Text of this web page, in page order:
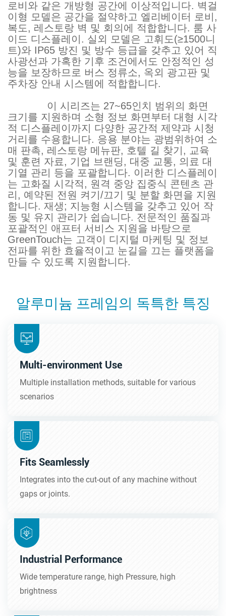
로비와 같은 개방형 공간에 이상적입니다. 벽걸
이형 모델은 공간을 절약하고 엘리베이터 로비,
복도, 레스토랑 벽 및 회의에 적합합니다. 룸 사
이드 디스플레이. 실외 모델은 고휘도(≥1500니
트)와 IP65 방진 및 방수 등급을 갖추고 있어 직
사광선과 가혹한 기후 조건에서도 안정적인 성
능을 보장하므로 버스 정류소, 옥외 광고판 및
주차장 안내 시스템에 적합합니다.
이 시리즈는 27~65인치 범위의 화면
크기를 지원하며 소형 정보 화면부터 대형 시각
적 디스플레이까지 다양한 공간적 제약과 시청
거리를 수용합니다. 응용 분야는 광범위하여 소
매 판촉, 레스토랑 메뉴판, 호텔 길 찾기, 교육
및 훈련 자료, 기업 브랜딩, 대중 교통, 의료 대
기열 관리 등을 포괄합니다. 이러한 디스플레이
는 고화질 시각적, 원격 중앙 집중식 콘텐츠 관
리, 예약된 전원 켜기/끄기 및 분할 화면을 지원
합니다. 재생; 지능형 시스템을 갖추고 있어 작
동 및 유지 관리가 쉽습니다. 전문적인 품질과
포괄적인 애프터 서비스 지원을 바탕으로
GreenTouch는 고객이 디지털 마케팅 및 정보
전파를 위한 효율적이고 눈길을 끄는 플랫폼을
만들 수 있도록 지원합니다.
알루미늄 프레임의 독특한 특징
Multi-environment Use
Multiple installation methods, suitable for various
scenarios
Fits Seamlessly
Integrates into the cut-out of any machine without
gaps or joints.
Industrial Performance
Wide temperature range, high Pressure, high
brightness